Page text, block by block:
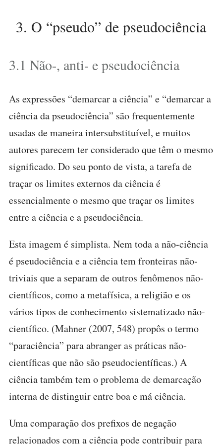
3. O “pseudo” de pseudociência
3.1 Não-, anti- e pseudociência
As expressões “demarcar a ciência” e “demarcar a
ciência da pseudociência” são frequentemente
usadas de maneira intersubstituível, e muitos
autores parecem ter considerado que têm o mesmo
significado. Do seu ponto de vista, a tarefa de
traçar os limites externos da ciência é
essencialmente o mesmo que traçar os limites
entre a ciência e a pseudociência.
Esta imagem é simplista. Nem toda a não-ciência
é pseudociência e a ciência tem fronteiras não-
triviais que a separam de outros fenômenos não-
científicos, como a metafísica, a religião e os
vários tipos de conhecimento sistematizado não-
científico. (Mahner (2007, 548) propôs o termo
“paraciência” para abranger as práticas não-
científicas que não são pseudocientíficas.) A
ciência também tem o problema de demarcação
interna de distinguir entre boa e má ciência.
Uma comparação dos prefixos de negação
relacionados com a ciência pode contribuir para